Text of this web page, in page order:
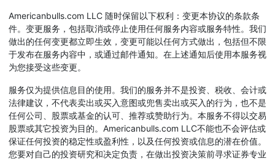
Americanbulls.com LLC 随时保留以下权利：变更本协议的条款条
件。变更服务，包括取消或停止使用任何服务内容或服务特性。我们
做出的任何变更都立即生效，变更可能以任何方式做出，包括但不限
于发布在服务内容中，或通过邮件通知。在上述通知后使用本服务视
为您接受这些变更。
服务仅为提供信息目的使用。我们的服务并不是投资、税收、会计或
法律建议，不代表卖出或买入意图或兜售卖出或买入的行为，也不是
任何公司、股票或基金的认可、推荐或赞助行为。本服务不得以交易
股票或其它投资为目的。Americanbulls.com LLC不能也不会评估或
保证任何投资的稳定性或盈利性，以及任何投资或信息的潜在价值。
您要对自己的投资研究和决定负责，在做出投资决策前寻求证券专业